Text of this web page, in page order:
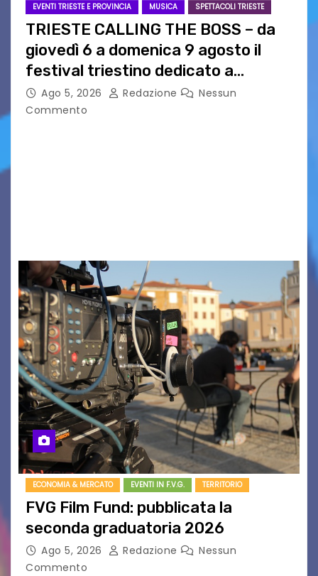
EVENTI TRIESTE E PROVINCIA MUSICA SPETTACOLI TRIESTE
TRIESTE CALLING THE BOSS – da
giovedì 6 a domenica 9 agosto il
festival triestino dedicato a
Springsteen
Ago 5, 2026 Redazione
Nessun
Commento
ECONOMIA & MERCATO EVENTI IN F.V.G. TERRITORIO
FVG Film Fund: pubblicata la
seconda graduatoria 2026
Ago 5, 2026 Redazione
Nessun
Commento